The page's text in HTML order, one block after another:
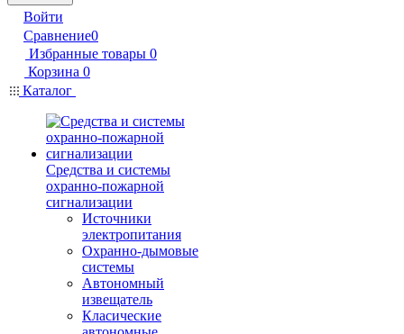
Войти
Сравнение0
Избранные товары 0
Корзина 0
Каталог
Средства и системы
охранно-пожарной
сигнализации
Источники
электропитания
Охранно-дымовые
системы
Автономный
извещатель
Класические